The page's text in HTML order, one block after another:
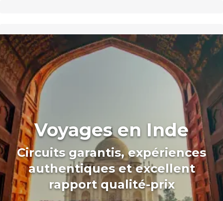
Voyages en Inde
Circuits garantis, expériences
authentiques et excellent
rapport qualité-prix